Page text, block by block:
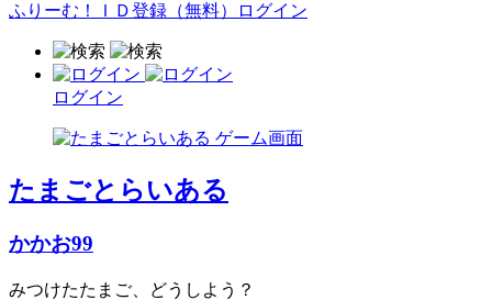
ふりーむ！ＩＤ登録（無料） ログイン
ログイン
たまごとらいある
かかお99
みつけたたまご、どうしよう？